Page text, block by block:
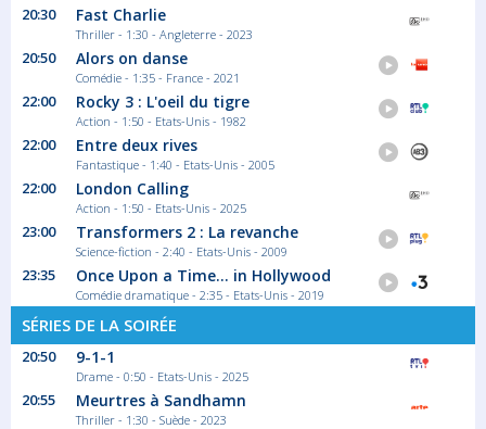
20:30 Fast Charlie
Thriller - 1:30 - Angleterre - 2023
20:50 Alors on danse
Comédie - 1:35 - France - 2021
22:00 Rocky 3 : L'oeil du tigre
Action - 1:50 - Etats-Unis - 1982
22:00 Entre deux rives
Fantastique - 1:40 - Etats-Unis - 2005
22:00 London Calling
Action - 1:50 - Etats-Unis - 2025
23:00 Transformers 2 : La revanche
Science-fiction - 2:40 - Etats-Unis - 2009
23:35 Once Upon a Time... in Hollywood
Comédie dramatique - 2:35 - Etats-Unis - 2019
SÉRIES DE LA SOIRÉE
20:50 9-1-1
Drame - 0:50 - Etats-Unis - 2025
20:55 Meurtres à Sandhamn
Thriller - 1:30 - Suède - 2023